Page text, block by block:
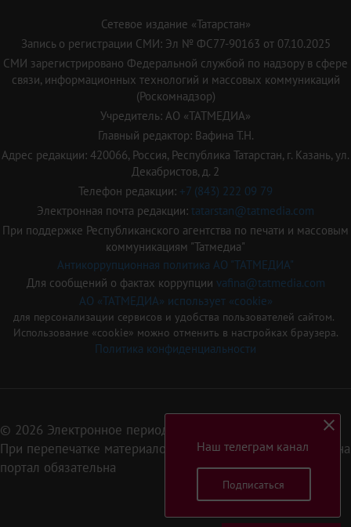
Сетевое издание «Татарстан»
Запись о регистрации СМИ: Эл № ФС77-90163 от 07.10.2025
СМИ зарегистрировано Федеральной службой по надзору в сфере
связи, информационных технологий и массовых коммуникаций
(Роскомнадзор)
Учредитель: АО «ТАТМЕДИА»
Главный редактор: Вафина Т.Н.
Адрес редакции: 420066, Россия, Республика Татарстан, г. Казань, ул.
Декабристов, д. 2
Телефон редакции: +7 (843) 222 09 79
Электронная почта редакции: tatarstan@tatmedia.com
При поддержке Республиканского агентства по печати и массовым
коммуникациям "Татмедиа"
Антикоррупционная политика АО "ТАТМЕДИА"
Для сообщений о фактах коррупции vafina@tatmedia.com
АО «ТАТМЕДИА» использует «cookie»
для персонализации сервисов и удобства пользователей сайтом.
Использование «cookie» можно отменить в настройках браузера.
Политика конфиденциальности
© 2026 Электронное периодическое издание «Татарстан»
При перепечатке материалов или их фрагментов ссылка на
портал обязательна
Наш телеграм канал
Подписаться